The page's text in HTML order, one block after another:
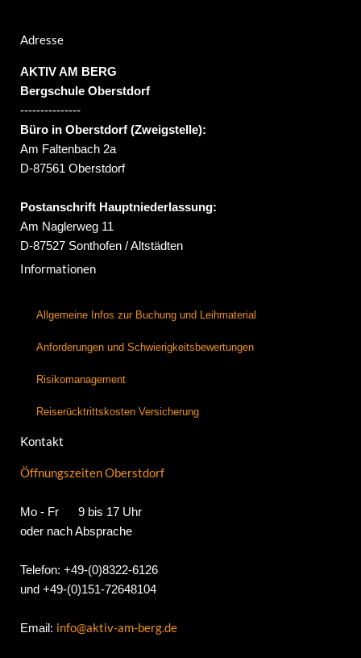
Adresse
AKTIV AM BERG
Bergschule Oberstdorf
---------------
Büro in Oberstdorf (Zweigstelle):
Am Faltenbach 2a
D-87561 Oberstdorf
Postanschrift Hauptniederlassung:
Am Naglerweg 11
D-87527 Sonthofen / Altstädten
Informationen
Allgemeine Infos zur Buchung und Leihmaterial
Anforderungen und Schwierigkeitsbewertungen
Risikomanagement
Reiserücktrittskosten Versicherung
Kontakt
Öffnungszeiten Oberstdorf
Mo - Fr 9 bis 17 Uhr
oder nach Absprache
Telefon: +49-(0)8322-6126
und +49-(0)151-72648104
Email: info@aktiv-am-berg.de